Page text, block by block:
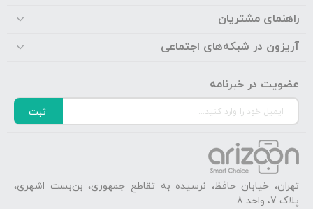
راهنمای مشتریان
آریزون در شبکه‌های اجتماعی
عضویت در خبرنامه
ثبت
تهران، خیابان حافظ، نرسیده به تقاطع جمهوری، بن‌بست اشهری،
پلاک 7، واحد 8